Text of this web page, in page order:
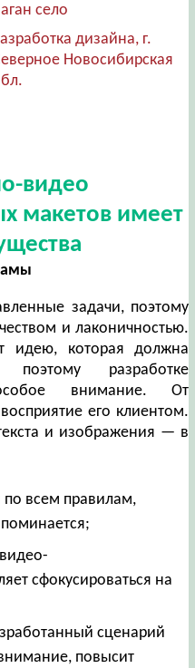
село
дизайна, г.
Новосибирская
видео
макетов имеет
задачи, поэтому
и лаконичностью.
идею, которая должна
поэтому разработке
внимание. От
его клиентом.
и изображения — в
по всем правилам,
сфокусироваться на
сценарий
повысит